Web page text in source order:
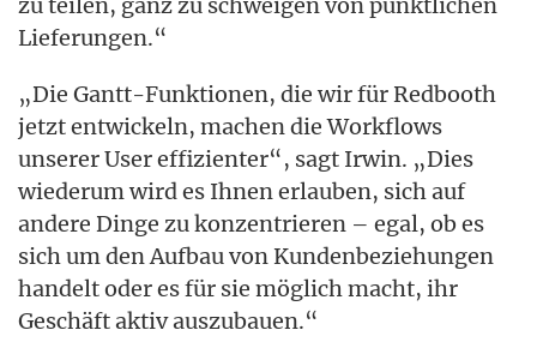
Lieferungen.“
„Die Gantt-Funktionen, die wir für Redbooth
jetzt entwickeln, machen die Workflows
unserer User effizienter“, sagt Irwin. „Dies
wiederum wird es Ihnen erlauben, sich auf
andere Dinge zu konzentrieren – egal, ob es
sich um den Aufbau von Kundenbeziehungen
handelt oder es für sie möglich macht, ihr
Geschäft aktiv auszubauen.“